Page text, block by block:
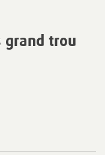
grand trou